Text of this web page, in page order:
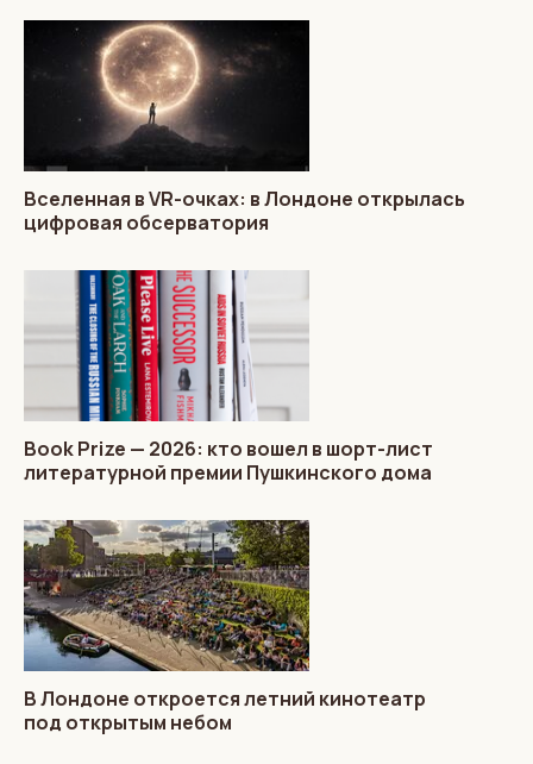
Вселенная в VR-очках: в Лондоне открылась
цифровая обсерватория
Book Prize — 2026: кто вошел в шорт-лист
литературной премии Пушкинского дома
В Лондоне откроется летний кинотеатр
под открытым небом